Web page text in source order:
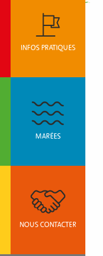
INFOS PRATIQUES
MARÉES
NOUS CONTACTER